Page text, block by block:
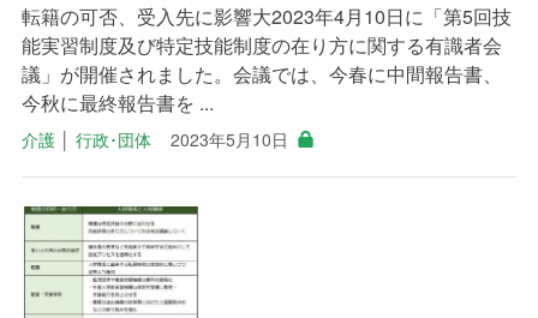
転籍の可否、受入先に影響大2023年4月10日に「第5回技
能実習制度及び特定技能制度の在り方に関する有識者会
議」が開催されました。会議では、今春に中間報告書、
今秋に最終報告書を ...
介護│ 行政･団体 2023年5月10日